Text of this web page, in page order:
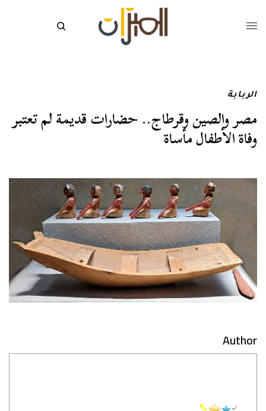
الربابة
مصر والصين وقرطاج.. حضارات قديمة لم تعتبر
وفاة الأطفال مأساة
Author